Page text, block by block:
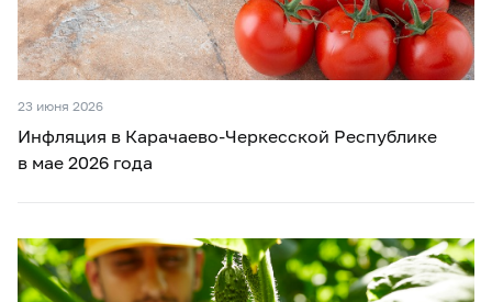
23 июня 2026
Инфляция в Карачаево-Черкесской Республике
в мае 2026 года